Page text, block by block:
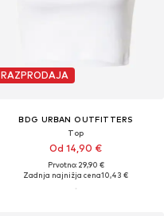
RAZPRODAJA
BDG URBAN OUTFITTERS
Top
Od 14,90 €
Prvotno: 29,90 €
Zadnja najnižja cena10,43 €